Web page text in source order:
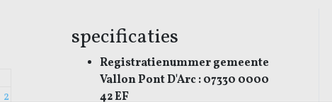
2
specificaties
Registratienummer gemeente
Vallon Pont D'Arc : 07330 0000
42 EF